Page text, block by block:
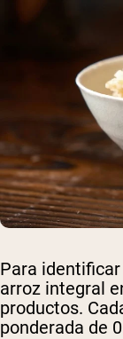
Para
arroz integral
productos.
ponderada de